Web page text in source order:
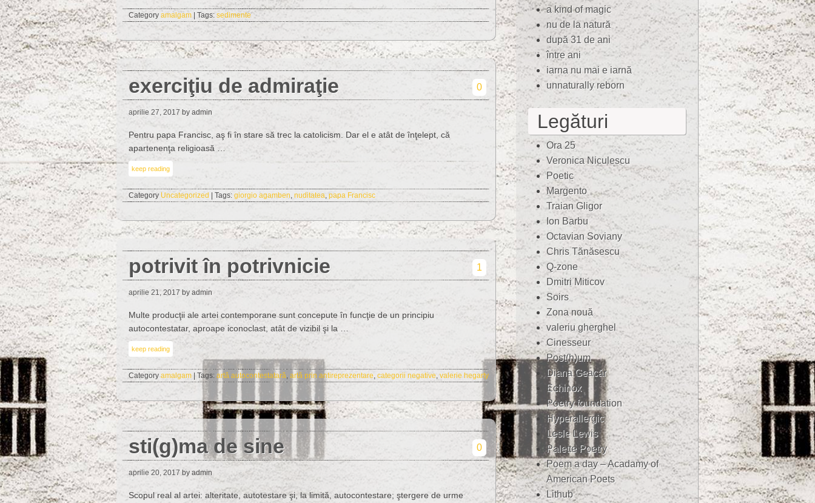
Category amalgam | Tags: sedimente
exerciţiu de admiraţie 0
aprilie 27, 2017 by admin
Pentru papa Francisc, aş fi în stare să trec la catolicism. Dar el e atât de înţelept, că
apartenenţa religioasă …
keep reading
Category Uncategorized | Tags: giorgio agamben, nuditatea, papa Francisc
potrivit în potrivnicie 1
aprilie 21, 2017 by admin
Multe producţii ale artei contemporane sunt concepute în funcţie de un principiu
autocontestatar, aproape iconoclast, atât de vizibil şi la …
keep reading
Category amalgam | Tags: artă autocontestatară, artă prin antireprezentare, categorii negative, valerie hegarty
sti(g)ma de sine 0
aprilie 20, 2017 by admin
Scopul real al artei: alteritate, autotestare şi, la limită, autocontestare; ştergere de urme
a kind of magic
nu de la natură
după 31 de ani
între ani
iarna nu mai e iarnă
unnaturally reborn
Legături
Ora 25
Veronica Niculescu
Poetic
Margento
Traian Gligor
Ion Barbu
Octavian Soviany
Chris Tănăsescu
Q-zone
Dmitri Miticov
Soirs
Zona nouă
valeriu gherghel
Cinesseur
Post(h)um
Diana Geacăr
Echinox
Poetry foundation
Hyperallergic
Lesle Lewis
Palette Poetry
Poem a day – Acadamy of
American Poets
Lithub